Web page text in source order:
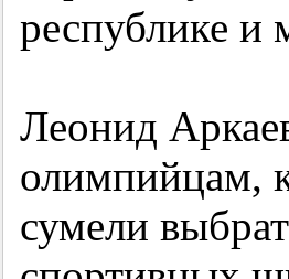
республике и
Леонид
олимпийцам,
сумели